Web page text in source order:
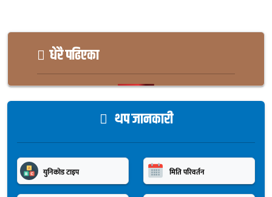
धेरै पढिएका
थप जानकारी
युनिकोड टाइप मिति परिवर्तन